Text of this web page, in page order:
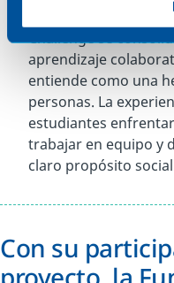
Más allá de los
Challenge se
aprendizaje
entiende como una
personas. La
estudiantes
trabajar en equipo y
claro propósito
Con su